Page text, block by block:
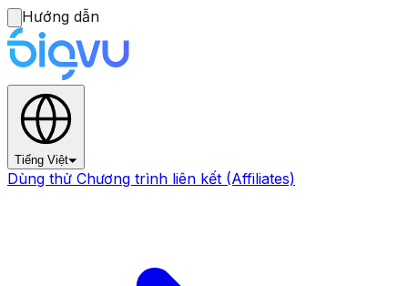
Hướng dẫn
Tiếng Việt
Dùng thử Chương trình liên kết (Affiliates)